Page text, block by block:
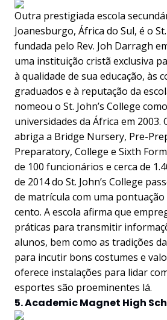
Outra prestigiada escola
Joanesburgo, África do Sul, é o St.
fundada pelo Rev. Joh Darragh
uma instituição cristã exclusiva
à qualidade de sua educação, às
graduados e à reputação da
nomeou o St. John’s College
universidades da África em 2003.
abriga a Bridge Nursery, Pre-
Preparatory, College e Sixth
de 100 funcionários e cerca de
de 2014 do St. John’s College
de matrícula com uma
cento. A escola afirma que
práticas para transmitir
alunos, bem como as tradições
para incutir bons costumes e
oferece instalações para lidar
esportes são proeminentes lá.
5. Academic Magnet High